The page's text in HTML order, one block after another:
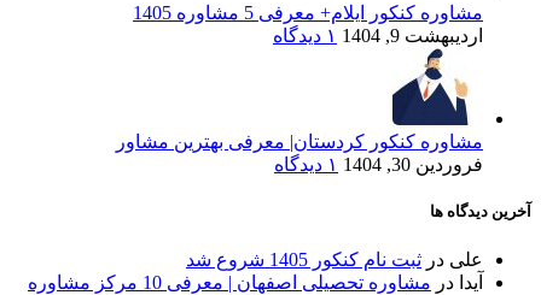
مشاوره کنکور ایلام+ معرفی 5 مشاوره 1405
اردیبهشت 9, 1404
۱ دیدگاه
مشاوره کنکور کردستان| معرفی بهترین مشاور
فروردین 30, 1404
۱ دیدگاه
آخرین دیدگاه ها
علی در ثبت نام کنکور 1405 شروع شد
آیدا در
مشاوره تحصیلی اصفهان | معرفی 10 مرکز مشاوره